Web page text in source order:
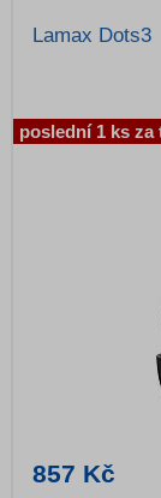
Lamax Dots3
857 Kč
poslední 1 ks za